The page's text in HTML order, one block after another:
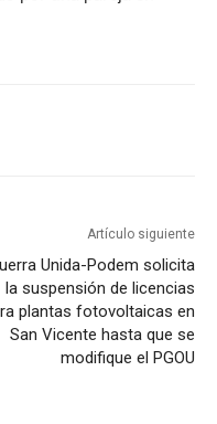
Artículo siguiente
Unida-Podem solicita
la suspensión de licencias
plantas fotovoltaicas en
San Vicente hasta que se
modifique el PGOU